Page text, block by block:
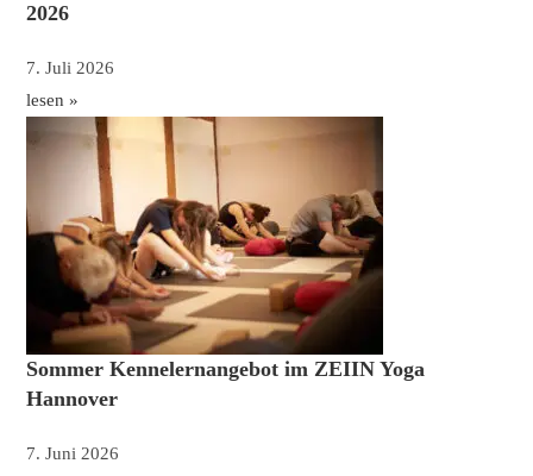
2026
7. Juli 2026
lesen »
Sommer Kennelernangebot im ZEIIN Yoga
Hannover
7. Juni 2026